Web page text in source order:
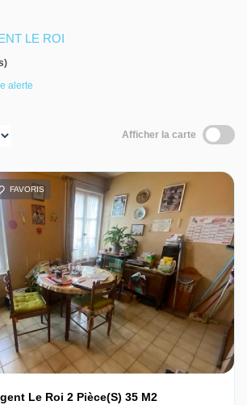
LE ROI
alerte
Afficher la carte
FAVORIS
Le Roi 2 Pièce(s) 35 M2